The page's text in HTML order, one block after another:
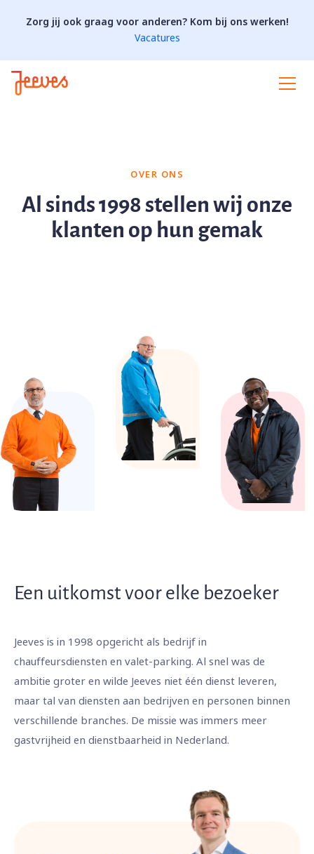
Zorg jij ook graag voor anderen? Kom bij ons werken!
Vacatures
OVER ONS
Al sinds 1998 stellen wij onze
klanten op hun gemak
Een uitkomst voor elke bezoeker
Jeeves is in 1998 opgericht als bedrijf in
chauffeursdiensten en valet-parking. Al snel was de
ambitie groter en wilde Jeeves niet één dienst leveren,
maar tal van diensten aan bedrijven en personen binnen
verschillende branches. De missie was immers meer
gastvrijheid en dienstbaarheid in Nederland.